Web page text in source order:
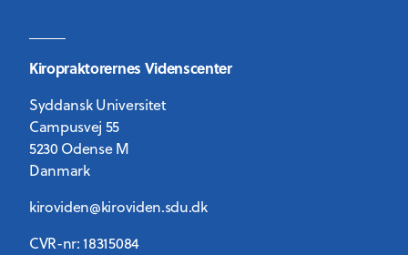
Kiropraktorernes Videnscenter
Syddansk Universitet
Campusvej 55
5230 Odense M
Danmark
kiroviden@kiroviden.sdu.dk
CVR-nr: 18315084